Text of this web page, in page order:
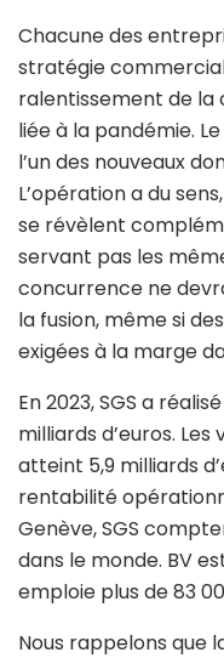
Chacune des
stratégie
ralentissement de la
liée à la pandémie.
l’un des nouveaux
L’opération a du
se révèlent
servant pas les
concurrence ne
la fusion, même si
exigées à la marge
En 2023, SGS a
milliards d’euros.
atteint 5,9 milliards
rentabilité
Genève, SGS
dans le monde. BV
emploie plus de 83
Nous rappelons que